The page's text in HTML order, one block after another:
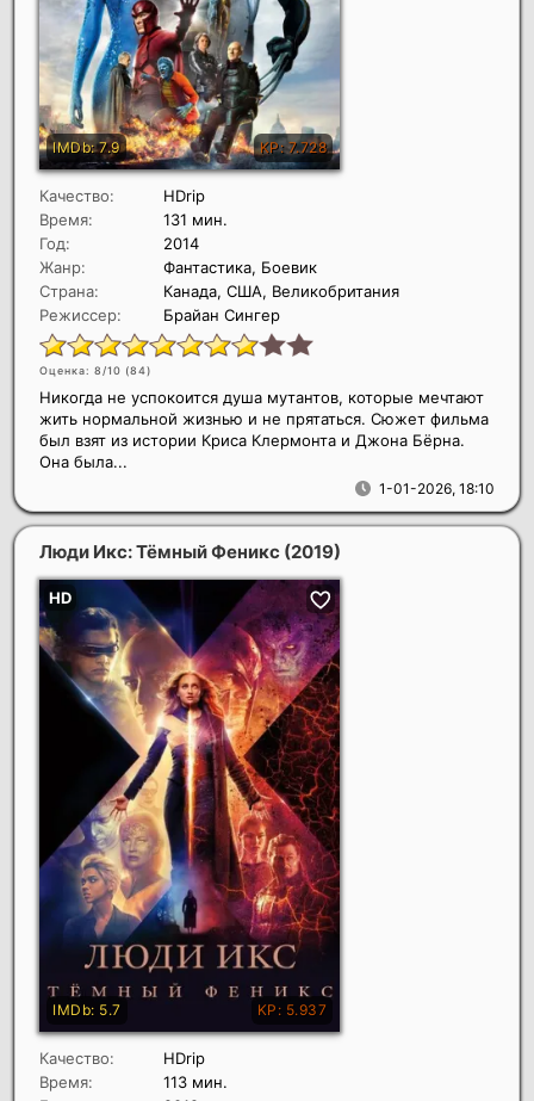
Качество:
HDrip
Время:
131 мин.
Год:
2014
Жанр:
Фантастика, Боевик
Страна:
Канада, США, Великобритания
Режиссер:
Брайан Сингер
Оценка: 8/10 (84)
1-01-2026, 18:10
Никогда не успокоится душа мутантов, которые мечтают
жить нормальной жизнью и не прятаться. Сюжет фильма
был взят из истории Криса Клермонта и Джона Бёрна.
Она была...
Люди Икс: Тёмный Феникс (2019)
Качество:
HDrip
Время:
113 мин.